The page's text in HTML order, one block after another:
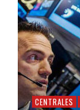
CENTRALES